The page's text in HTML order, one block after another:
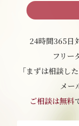
24時間365日
フリー
「まずは相談し
メー
ご相談は無料